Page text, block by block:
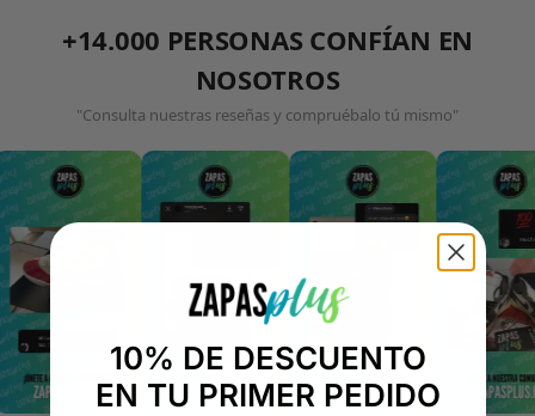
+14.000 PERSONAS CONFÍAN EN
NOSOTROS
"Consulta nuestras reseñas y compruébalo tú mismo"
10% DE DESCUENTO
EN TU PRIMER PEDIDO